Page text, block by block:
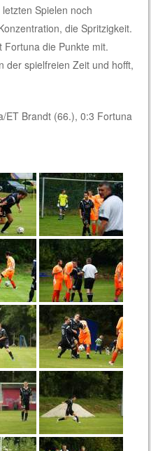
Spielen noch
die Spritzigkeit.
die Punkte mit.
der spielfreien Zeit und hofft,
ET Brandt (66.), 0:3 Fortuna